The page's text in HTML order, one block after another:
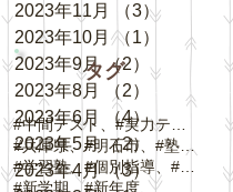
2023年11月
（3）3件の記事
2023年10月 （1）
1件の記事
2023年9月 （2） 2件の記事
2023年8月
（2）
2件の記事
2023年6月
（4）4件の記事
2023年5月 （2）
2件の記事
2023年4月 （3）3件の記事
タグ
#兵庫県、#明石市、#塾、#個別指導
#新学期、#新年度、